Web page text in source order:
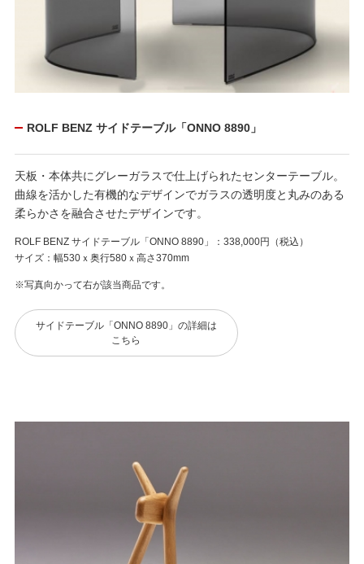
ROLF BENZ サイドテーブル「ONNO 8890」
天板・本体共にグレーガラスで仕上げられたセンターテーブル。
曲線を活かした有機的なデザインでガラスの透明度と丸みのある
柔らかさを融合させたデザインです。
ROLF BENZ サイドテーブル「ONNO 8890」：338,000円（税込）
サイズ：幅530ｘ奥行580ｘ高さ370mm
※写真向かって右が該当商品です。
サイドテーブル「ONNO 8890」の詳細は
こちら